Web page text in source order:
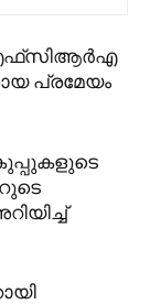
എഫ്‌സിആര്‍എ
പ്രമേയം